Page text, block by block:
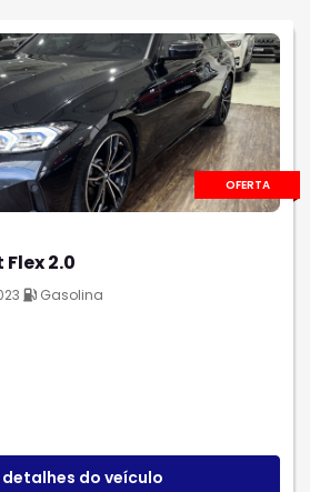
OFERTA
2.0
Gasolina
detalhes do veículo